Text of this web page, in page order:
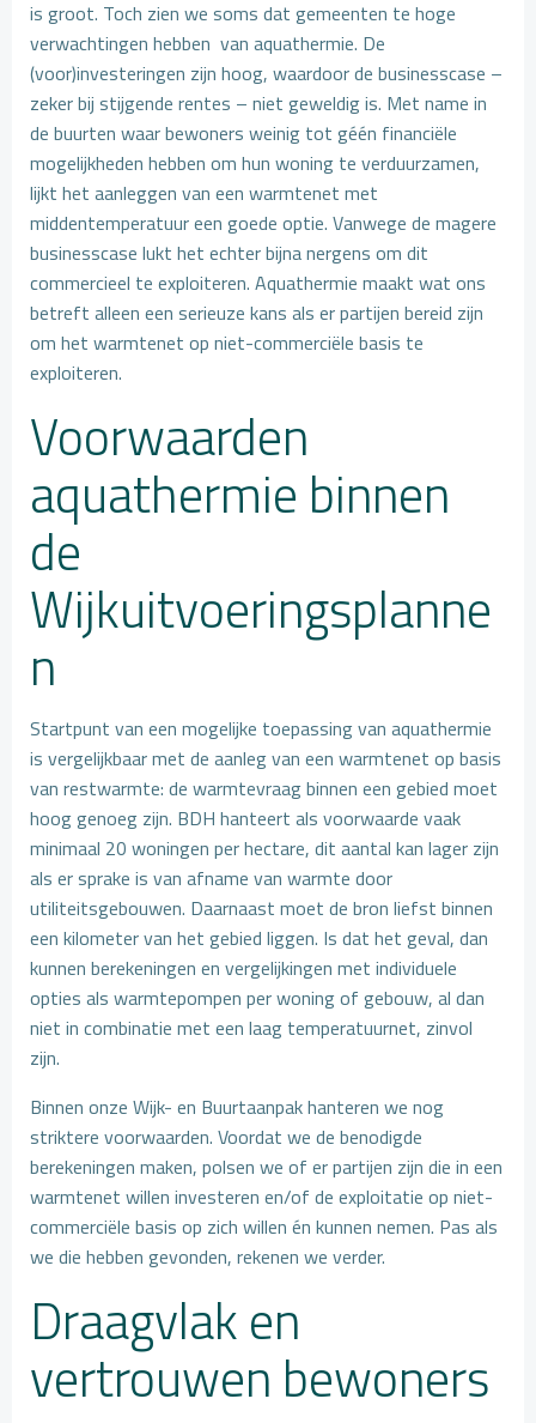
is groot. Toch zien we soms dat gemeenten te hoge
verwachtingen hebben van aquathermie. De
(voor)investeringen zijn hoog, waardoor de businesscase –
zeker bij stijgende rentes – niet geweldig is. Met name in
de buurten waar bewoners weinig tot géén financiële
mogelijkheden hebben om hun woning te verduurzamen,
lijkt het aanleggen van een warmtenet met
middentemperatuur een goede optie. Vanwege de magere
businesscase lukt het echter bijna nergens om dit
commercieel te exploiteren. Aquathermie maakt wat ons
betreft alleen een serieuze kans als er partijen bereid zijn
om het warmtenet op niet-commerciële basis te
exploiteren.
Voorwaarden
aquathermie binnen
de
Wijkuitvoeringsplanne
n
Startpunt van een mogelijke toepassing van aquathermie
is vergelijkbaar met de aanleg van een warmtenet op basis
van restwarmte: de warmtevraag binnen een gebied moet
hoog genoeg zijn. BDH hanteert als voorwaarde vaak
minimaal 20 woningen per hectare, dit aantal kan lager zijn
als er sprake is van afname van warmte door
utiliteitsgebouwen. Daarnaast moet de bron liefst binnen
een kilometer van het gebied liggen. Is dat het geval, dan
kunnen berekeningen en vergelijkingen met individuele
opties als warmtepompen per woning of gebouw, al dan
niet in combinatie met een laag temperatuurnet, zinvol
zijn.
Binnen onze Wijk- en Buurtaanpak hanteren we nog
striktere voorwaarden. Voordat we de benodigde
berekeningen maken, polsen we of er partijen zijn die in een
warmtenet willen investeren en/of de exploitatie op niet-
commerciële basis op zich willen én kunnen nemen. Pas als
we die hebben gevonden, rekenen we verder.
Draagvlak en
vertrouwen bewoners